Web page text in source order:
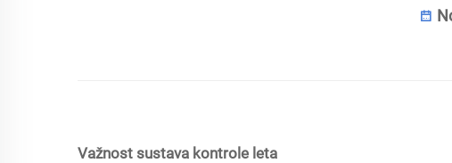
Važnost sustava kontrole leta